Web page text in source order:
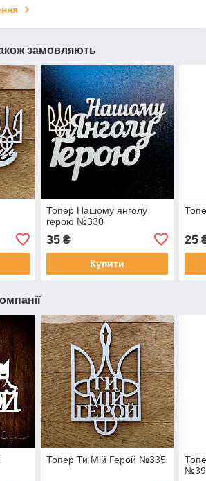
замовляють
Топер Нашому янголу
герою №330
35₴
Купити
25
Топер Ти Мій Герой №335